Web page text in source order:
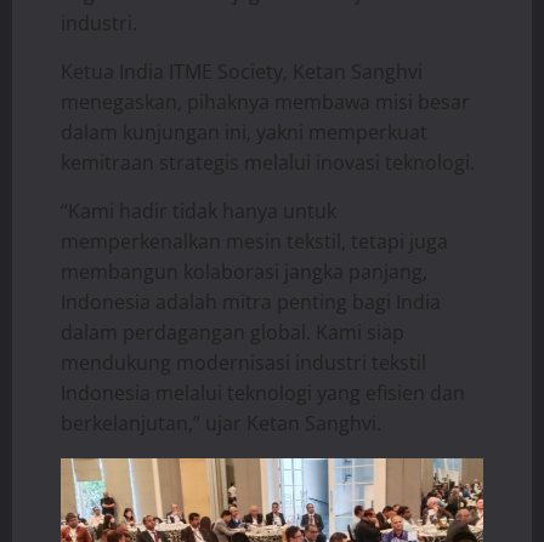
industri.
Ketua India ITME Society, Ketan Sanghvi
menegaskan, pihaknya membawa misi besar
dalam kunjungan ini, yakni memperkuat
kemitraan strategis melalui inovasi teknologi.
“Kami hadir tidak hanya untuk
memperkenalkan mesin tekstil, tetapi juga
membangun kolaborasi jangka panjang,
Indonesia adalah mitra penting bagi India
dalam perdagangan global. Kami siap
mendukung modernisasi industri tekstil
Indonesia melalui teknologi yang efisien dan
berkelanjutan,” ujar Ketan Sanghvi.